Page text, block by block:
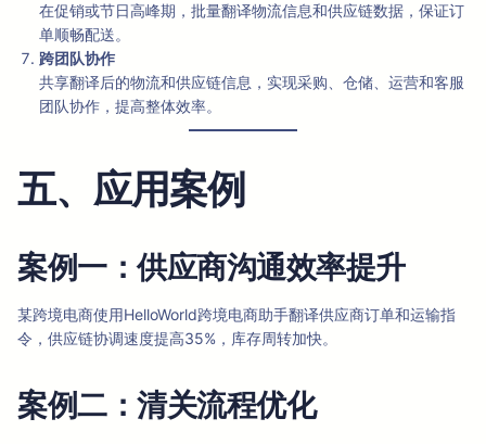
在促销或节日高峰期，批量翻译物流信息和供应链数据，保证订
单顺畅配送。
跨团队协作
共享翻译后的物流和供应链信息，实现采购、仓储、运营和客服
团队协作，提高整体效率。
五、应用案例
案例一：供应商沟通效率提升
某跨境电商使用HelloWorld跨境电商助手翻译供应商订单和运输指
令，供应链协调速度提高35%，库存周转加快。
案例二：清关流程优化